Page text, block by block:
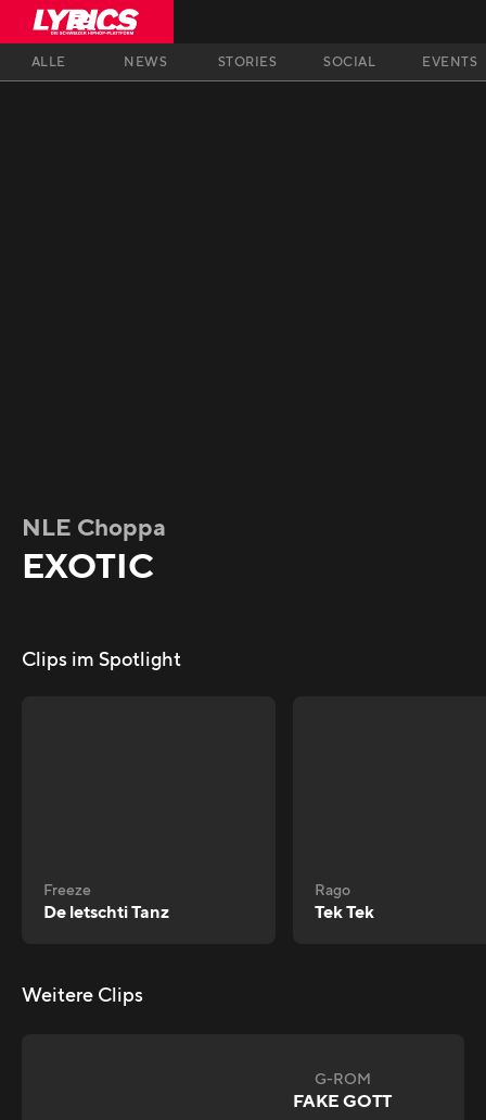
ALLE NEWS STORIES SOCIAL EVENTS
NLE Choppa
EXOTIC
Clips im Spotlight
Freeze
De letschti Tanz
Rago
Tek Tek
Weitere Clips
G-ROM
FAKE GOTT